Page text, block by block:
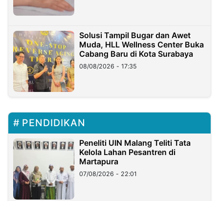
Solusi Tampil Bugar dan Awet
Muda, HLL Wellness Center Buka
Cabang Baru di Kota Surabaya
08/08/2026 - 17:35
PENDIDIKAN
Peneliti UIN Malang Teliti Tata
Kelola Lahan Pesantren di
Martapura
07/08/2026 - 22:01